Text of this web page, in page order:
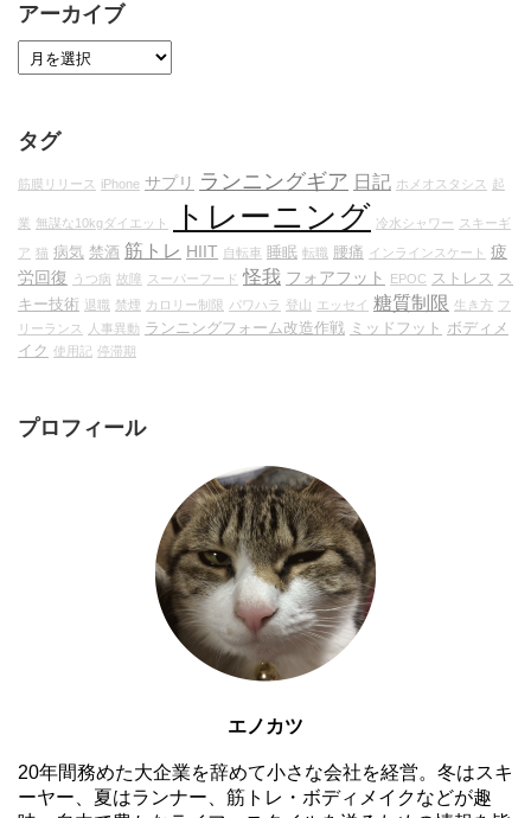
アーカイブ
タグ
筋膜リリース iPhone サプリ ランニングギア 日記 ホメオスタシス 起
業 無謀な10kgダイエット トレーニング 冷水シャワー スキーギ
ア 猫 病気 禁酒 筋トレ HIIT 自転車 睡眠 転職 腰痛 インラインスケート 疲
労回復
うつ病 故障 スーパーフード 怪我 フォアフット EPOC ストレス
ス
キー技術 退職 禁煙 カロリー制限 パワハラ 登山 エッセイ 糖質制限 生き方 フ
リーランス
人事異動 ランニングフォーム改造作戦 ミッドフット ボディメ
イク 使用記 停滞期
プロフィール
エノカツ
20年間務めた大企業を辞めて小さな会社を経営。冬はスキ
ーヤー、夏はランナー、筋トレ・ボディメイクなどが趣